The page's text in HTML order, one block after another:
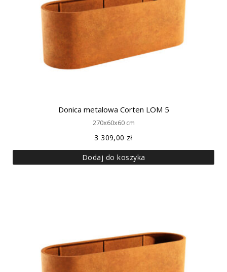
Donica metalowa Corten LOM 5
270x60x60 cm
3 309,00 zł
Dodaj do koszyka